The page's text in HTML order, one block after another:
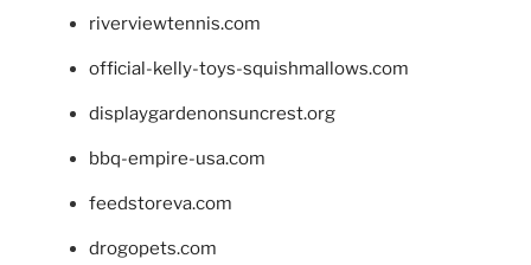
riverviewtennis.com
official-kelly-toys-squishmallows.com
displaygardenonsuncrest.org
bbq-empire-usa.com
feedstoreva.com
drogopets.com